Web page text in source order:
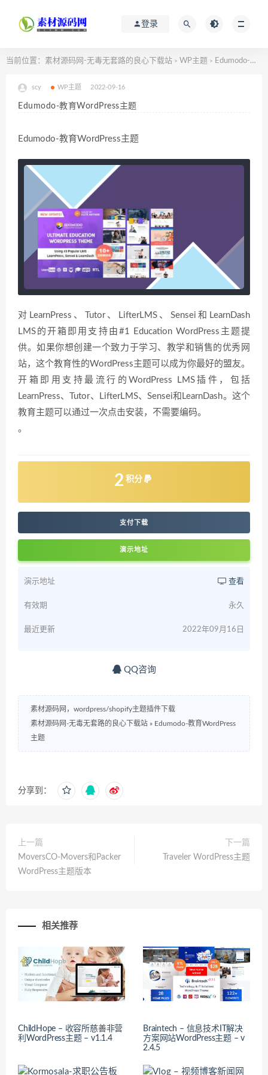
登录
当前位置： 素材源码网-无毒无套路的良心下载站 > WP主题 > Edumodo-教育WordPress主题
scy WP主题 2022-09-16
Edumodo-教育WordPress主题
Edumodo-教育WordPress主题
对LearnPress、Tutor、LifterLMS、Sensei和LearnDash
LMS的开箱即用支持由#1 Education WordPress主题提
供。如果你想创建一个致力于学习、教学和销售的优秀网
站，这个教育性的WordPress主题可以成为你最好的盟友。
开箱即用支持最流行的WordPress LMS插件，包括
LearnPress、Tutor、LifterLMS、Sensei和LearnDash。这个
教育主题可以通过一次点击安装，不需要编码。
。
2 积分
支付下载
演示地址
演示地址 查看
有效期 永久
最近更新 2022年09月16日
QQ咨询
素材源码网，wordpress/shopify主题插件下载
素材源码网-无毒无套路的良心下载站 » Edumodo-教育WordPress
主题
分享到：
上一篇
MoversCO-Movers和Packer
WordPress主题版本
下一篇
Traveler WordPress主题
相关推荐
ChildHope – 收容所慈善非营
利WordPress主题 – v1.1.4
Braintech – 信息技术IT解决
方案网站WordPress主题 – v
2.4.5